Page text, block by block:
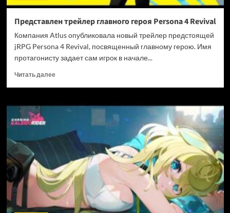
Представлен трейлер главного героя Persona 4 Revival
Компания Atlus опубликовала новый трейлер предстоящей
jRPG Persona 4 Revival, посвященный главному герою. Имя
протагонисту задает сам игрок в начале...
Читать далееПрочитать
героя
Revival